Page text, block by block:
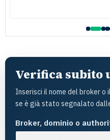
Verifica subito
Inserisci il nome del broker
se è già stato segnalato
Broker, dominio o